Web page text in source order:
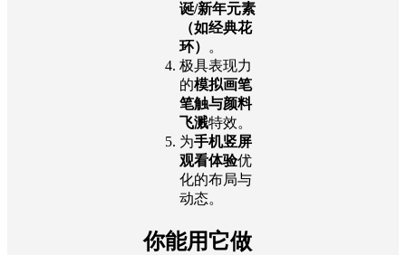
诞/新年元素
（如经典花
环）
。
极具表现力
的模拟画笔
笔触与颜料
飞溅特效。
为手机竖屏
观看体验优
化的布局与
动态。
你能用它做